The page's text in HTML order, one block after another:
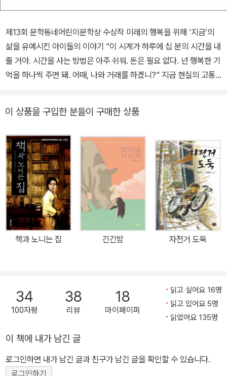
제13회 문학동네어린이문학상 수상작 미래의 행복을 위해 ‘지금’의
삶을 유예시킨 아이들의 이야기 “이 시계가 하루에 십 분의 시간을 내
줄 거야. 시간을 사는 방법은 아주 쉬워. 돈은 필요 없다. 넌 행복한 기
억을 하나씩 주면 돼. 어때, 나와 거래를 하겠니?” 지금 현실의 고통
우리 심사위원은 전원 일치로 『시간 가게』를 수상작으로 결정하였다.
의 이중적 사유를 통해 아이들을 위무하고, 정체성 형성의 문제를 다
뤘다는 점에서 이 작품은 많은 이들에게 오래 기억될 것이다. _심사평
중에서 제13회 문학동네어린이문학상 수상작 현실 아이들의 삶과 내
면에 접속하는 생생한 판타지 동화 교훈주의를 뛰어넘은 역사 동화의
진수를 선보인 『책과 노니는 집』, 대담한 주제의식과 작법으로 어린
이문학의 한 경계를 넘어섰다는 평을 받은 『거짓말 학교』, 작품의 배
경을 프랑스로 확장하여 우리 사회의 남북문제를 짚은 『봉주르, 뚜
르』, 로봇과 인간 아이의 우정을 그리며 인간성에 대한 깊이 있는 시
한 번의 걸출한 수상작을 출간했다. 『시간 가게』는 입시라는 미래의
목표를 위해 ‘지금’의 삶을 유예시킨 이 시대의 초등학생들과 그 가족
들의 모습을 정면으로 응시하며 ‘아이들은 과연 이대로 행복한가?’라
한 공포와 국제중, 일제고사 등의 등장은 우리의 불안으로 하여금 ‘동
심은 지켜져야 한다.’라는 합의가 지키고 있던 마지노선을 무너트리
고 초등학생까지 입시 광풍 속으로 몰아넣었다. 이제는 어린아이라고
이 상품을 구입한 분들이 구매한 상품
책과 노니는 집 긴긴밤 자전거 도둑
34
100자평
38
리뷰
18
마이페이퍼
읽고 싶어요 16명
읽고 있어요 5명
읽었어요 135명
이 책에 내가 남긴 글
로그인하면 내가 남긴 글과 친구가 남긴 글을 확인할 수 있습니다.
로그인하기